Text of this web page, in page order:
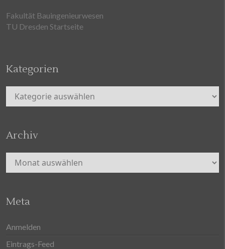
Fakultät Bauingenieurwesen
TU Dresden Startseite
Kategorien
Kategorien
Archiv
Archiv
Meta
Anmelden
Eintrags-Feed